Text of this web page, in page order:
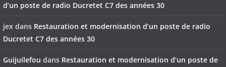
d’un poste de radio Ducretet C7 des années 30
jex dans Restauration et modernisation d’un poste de radio
Ducretet C7 des années 30
Guijuilefou dans Restauration et modernisation d’un poste de